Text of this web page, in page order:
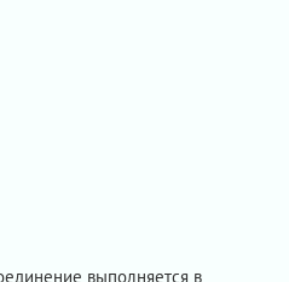
выполняется в